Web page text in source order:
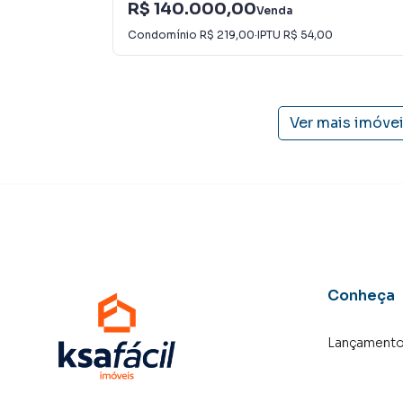
R$ 140.000,00Venda
Condomínio R$ 219,00·IPTU R$ 54,00
Ver mais
Conheça